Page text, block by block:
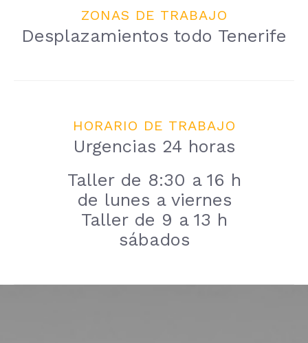
ZONAS DE TRABAJO
Desplazamientos todo Tenerife
HORARIO DE TRABAJO
Urgencias 24 horas
Taller de 8:30 a 16 h
de lunes a viernes
Taller de 9 a 13 h
sábados